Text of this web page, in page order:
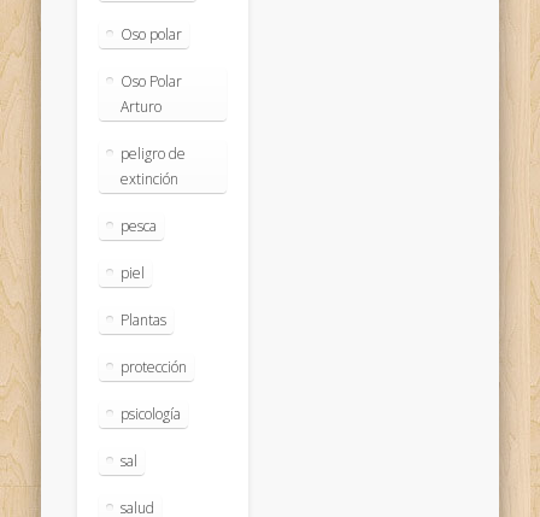
Oso polar
Oso Polar
Arturo
peligro de
extinción
pesca
piel
Plantas
protección
psicología
sal
salud